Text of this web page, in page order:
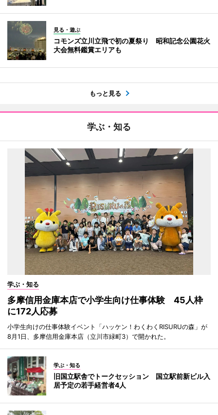
見る・遊ぶ
コモンズ立川立飛で初の夏祭り 昭和記念公園花火
大会無料鑑賞エリアも
もっと見る
学ぶ・知る
学ぶ・知る
多摩信用金庫本店で小学生向け仕事体験 45人枠
に172人応募
小学生向けの仕事体験イベント「ハッケン！わくわくRISURUの森」が
8月1日、多摩信用金庫本店（立川市緑町3）で開かれた。
学ぶ・知る
旧国立駅舎でトークセッション 国立駅前新ビル入
居予定の若手経営者4人